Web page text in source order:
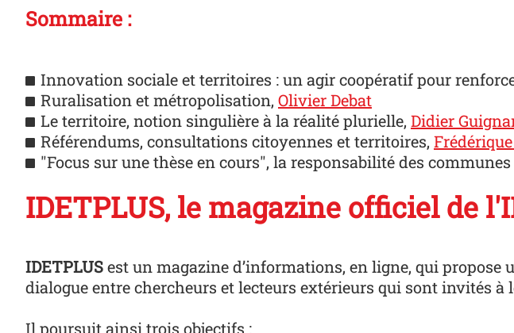
Sommaire :
Innovation sociale et territoires : un agir coopératif pour
Ruralisation et métropolisation, Olivier Debat
Le territoire, notion singulière à la réalité plurielle, Didier
Référendums, consultations citoyennes et territoires,
"Focus sur une thèse en cours", la responsabilité des
IDETPLUS, le magazine officiel de
IDETPLUSest un magazine d’informations, en ligne, qui propose
dialogue entre chercheurs et lecteurs extérieurs qui sont invités à
Il poursuit ainsi trois objectifs :